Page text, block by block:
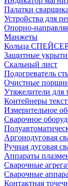
Палатки сварщика
Устройства для
Опорно-
Манжеты
Кольца
Защитные
Скальный лист
Подогреватель
Очистные
Утяжелители для
Контейнеры
Измерительное
Сварочное
Аргонодуговая
Ручная дуговая
Аппараты
Сварочные
Сварочные
Контактная